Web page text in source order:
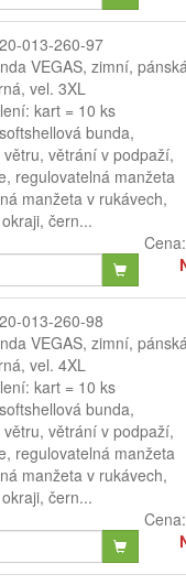
013-260-97
VEGAS, zimní,
vel. 3XL
kart = 10 ks
bunda,
větrání v podpaží,
regulovatelná manžeta
manžeta v rukávech,
čern...
Cena:
013-260-98
VEGAS, zimní,
vel. 4XL
kart = 10 ks
bunda,
větrání v podpaží,
regulovatelná manžeta
manžeta v rukávech,
čern...
Cena: